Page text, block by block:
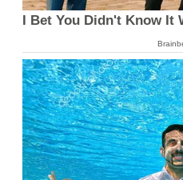
I Bet You Didn't Know It